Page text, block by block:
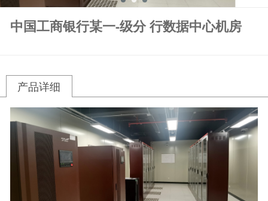
中国工商银行某一-级分 行数据中心机房
产品详细